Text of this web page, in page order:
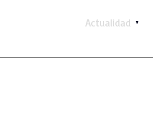
Actualidad